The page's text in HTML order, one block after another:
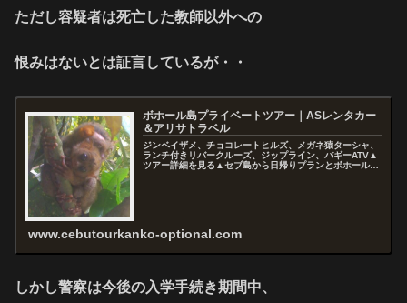
ただし容疑者は死亡した教師以外への
恨みはないとは証言しているが・・
ボホール島プライベートツアー｜ASレンタカー
＆アリサトラベル
ジンベイザメ、チョコレートヒルズ、メガネ猿ターシャ、
ランチ付きリバークルーズ、ジップライン、バギーATV▲
ツアー詳細を見る▲セブ島から日帰りプランとボホール・
www.cebutourkanko-optional.com
しかし警察は今後の入学手続き期間中、